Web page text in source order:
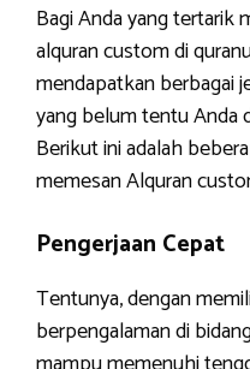
Bagi Anda yang tertarik
alquran custom di
mendapatkan berbagai
yang belum tentu Anda
Berikut ini adalah
memesan Alquran
Pengerjaan Cepat
Tentunya, dengan
berpengalaman di